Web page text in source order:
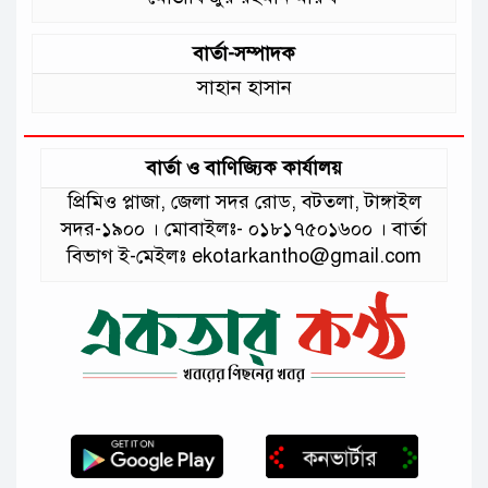
বার্তা-সম্পাদক
সাহান হাসান
বার্তা ও বাণিজ্যিক কার্যালয়
প্রিমিও প্লাজা, জেলা সদর রোড, বটতলা, টাঙ্গাইল
সদর-১৯০০ । মোবাইলঃ- ০১৮১৭৫০১৬০০ । বার্তা
বিভাগ ই-মেইলঃ ekotarkantho@gmail.com